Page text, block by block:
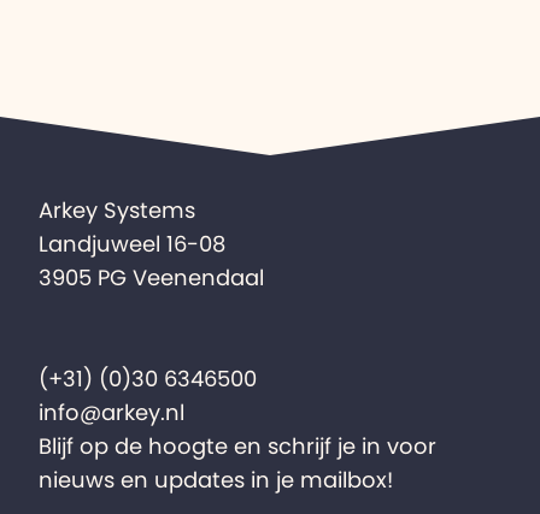
Arkey Systems
Landjuweel 16-08
3905 PG Veenendaal
(+31) (0)30 6346500
info@arkey.nl
Blijf op de hoogte en schrijf je in voor
nieuws en updates in je mailbox!